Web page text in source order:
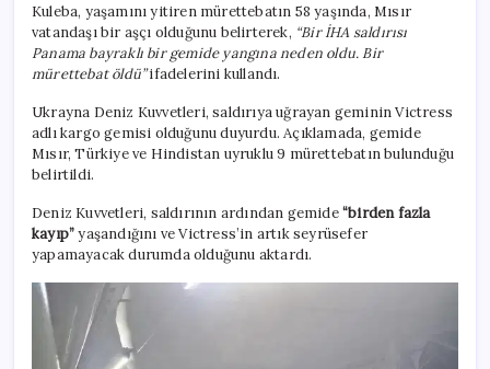
Kuleba, yaşamını yitiren mürettebatın 58 yaşında, Mısır
vatandaşı bir aşçı olduğunu belirterek, “Bir İHA saldırısı
Panama bayraklı bir gemide yangına neden oldu. Bir
mürettebat öldü”ifadelerini kullandı.
Ukrayna Deniz Kuvvetleri, saldırıya uğrayan geminin Victress
adlı kargo gemisi olduğunu duyurdu. Açıklamada, gemide
Mısır, Türkiye ve Hindistan uyruklu 9 mürettebatın bulunduğu
belirtildi.
Deniz Kuvvetleri, saldırının ardından gemide“birden fazla
kayıp”yaşandığını ve Victress’in artık seyrüsefer
yapamayacak durumda olduğunu aktardı.